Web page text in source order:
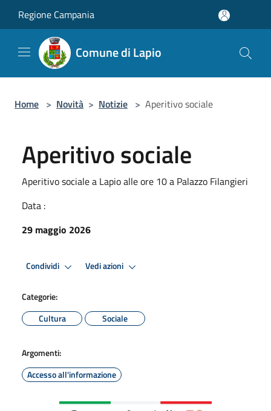
Regione Campania
Comune di Lapio
Home > Novità > Notizie > Aperitivo sociale
Aperitivo sociale
Aperitivo sociale a Lapio alle ore 10 a Palazzo Filangieri
Data :
29 maggio 2026
Condividi Vedi azioni
Categorie:
Cultura
Sociale
Argomenti:
Accesso all'informazione